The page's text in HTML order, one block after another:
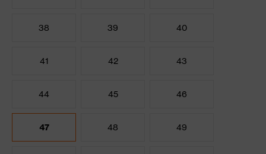
38 39 40
41 42 43
44 45 46
47 48 49